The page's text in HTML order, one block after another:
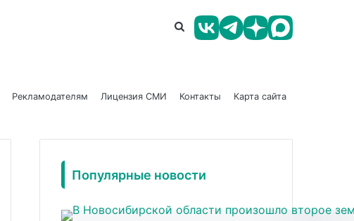
Рекламодателям Лицензия СМИ Контакты Карта сайта
Популярные новости